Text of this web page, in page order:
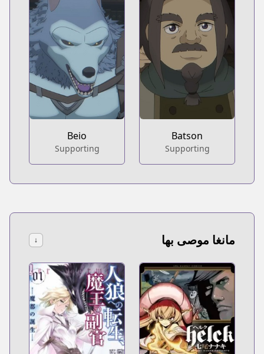
Batson
Supporting
Beio
Supporting
مانغا موصى بها ↓